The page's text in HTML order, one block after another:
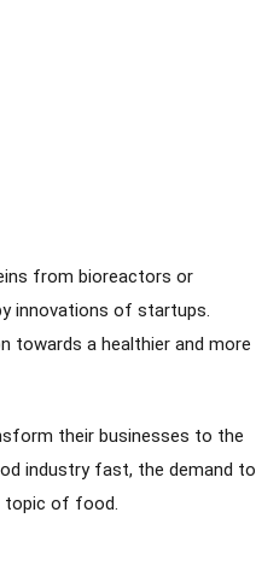
from bioreactors or
innovations of startups.
towards a healthier and more
their businesses to the
industry fast, the demand to
topic of food.